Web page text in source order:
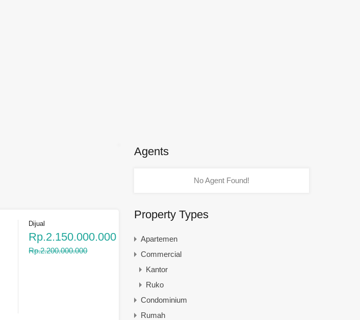
Dijual
Rp.2.150.000.000
Rp.2.200.000.000
Agents
No Agent Found!
Property Types
Apartemen
Commercial
Kantor
Ruko
Condominium
Rumah